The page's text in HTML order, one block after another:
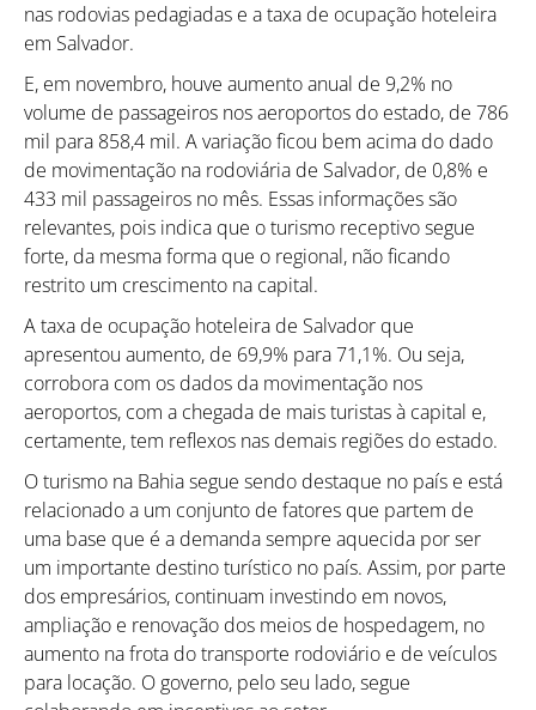
Como utilizar
nas rodovias pedagiadas e a taxa de ocupação hoteleira
em Salvador.
E, em novembro, houve aumento anual de 9,2% no
volume de passageiros nos aeroportos do estado, de 786
mil para 858,4 mil. A variação ficou bem acima do dado
de movimentação na rodoviária de Salvador, de 0,8% e
433 mil passageiros no mês. Essas informações são
relevantes, pois indica que o turismo receptivo segue
forte, da mesma forma que o regional, não ficando
restrito um crescimento na capital.
A taxa de ocupação hoteleira de Salvador que
apresentou aumento, de 69,9% para 71,1%. Ou seja,
corrobora com os dados da movimentação nos
aeroportos, com a chegada de mais turistas à capital e,
certamente, tem reflexos nas demais regiões do estado.
O turismo na Bahia segue sendo destaque no país e está
relacionado a um conjunto de fatores que partem de
uma base que é a demanda sempre aquecida por ser
um importante destino turístico no país. Assim, por parte
dos empresários, continuam investindo em novos,
ampliação e renovação dos meios de hospedagem, no
aumento na frota do transporte rodoviário e de veículos
para locação. O governo, pelo seu lado, segue